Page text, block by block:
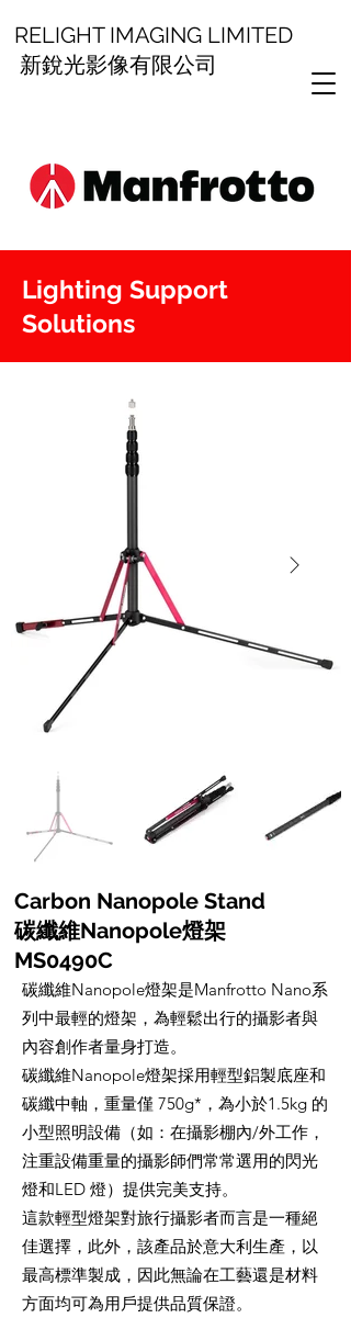
RELIGHT IMAGING LIMITED
新銳光影像有限公司
Lighting Support
Solutions
Carbon Nanopole Stand
碳纖維Nanopole燈架
MS0490C
碳纖維Nanopole燈架是Manfrotto Nano系
列中最輕的燈架，為輕鬆出行的攝影者與
內容創作者量身打造。
碳纖維Nanopole燈架採用輕型鋁製底座和
碳纖中軸，重量僅 750g*，為小於1.5kg 的
小型照明設備（如：在攝影棚內/外工作，
注重設備重量的攝影師們常常選用的閃光
燈和LED 燈）提供完美支持。
這款輕型燈架對旅行攝影者而言是一種絕
佳選擇，此外，該產品於意大利生產，以
最高標準製成，因此無論在工藝還是材料
方面均可為用戶提供品質保證。